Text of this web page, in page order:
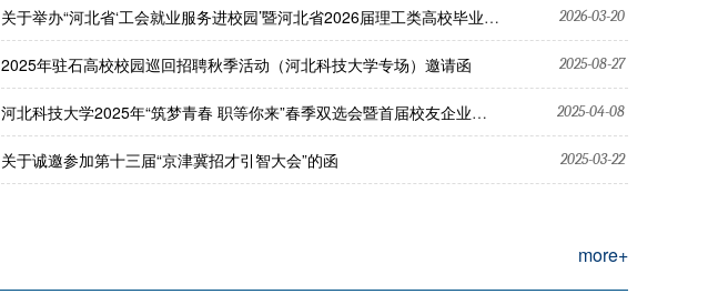
2026-03-20
关于举办“河北省‘工会就业服务进校园’暨河北省2026届理工类高校毕业生就业招聘活动 （河北科技大学专场）”的通知
2025-08-27
2025年驻石高校校园巡回招聘秋季活动（河北科技大学专场）邀请函
2025-04-08
河北科技大学2025年“筑梦青春 职等你来”春季双选会暨首届校友企业招聘会邀请函
2025-03-22
关于诚邀参加第十三届“京津冀招才引智大会”的函
more+